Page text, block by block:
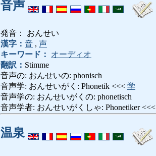
音声
発音： おんせい
漢字： 音 , 声
キーワード：
オーディオ
翻訳： Stimme
音声の: おんせいの: phonisch
音声学: おんせいがく: Phonetik <<< 学
音声学の: おんせいがくの: phonetisch
音声学者: おんせいがくしゃ: Phonetiker <<<
温泉